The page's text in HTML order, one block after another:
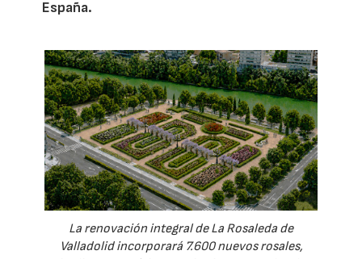
España.
La renovación integral de La Rosaleda de
Valladolid incorporará 7.600 nuevos rosales,